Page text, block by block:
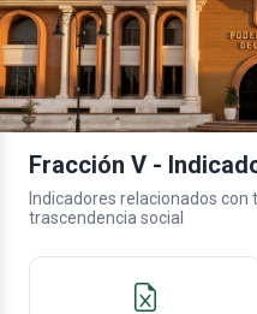
Fracción V -
Indicadores relacionados
trascendencia social